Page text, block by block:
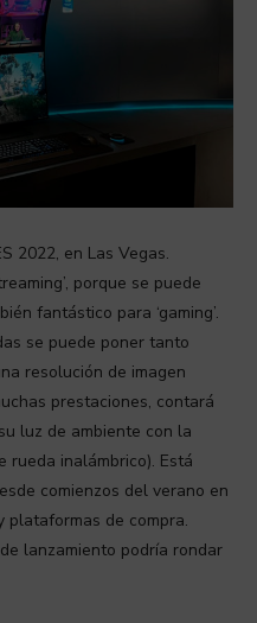
2022, en Las Vegas.
porque se puede
fantástico para ‘gaming’.
se puede poner tanto
resolución de imagen
prestaciones, contará
luz de ambiente con la
rueda inalámbrico). Está
comienzos del verano en
plataformas de compra.
lanzamiento podría rondar